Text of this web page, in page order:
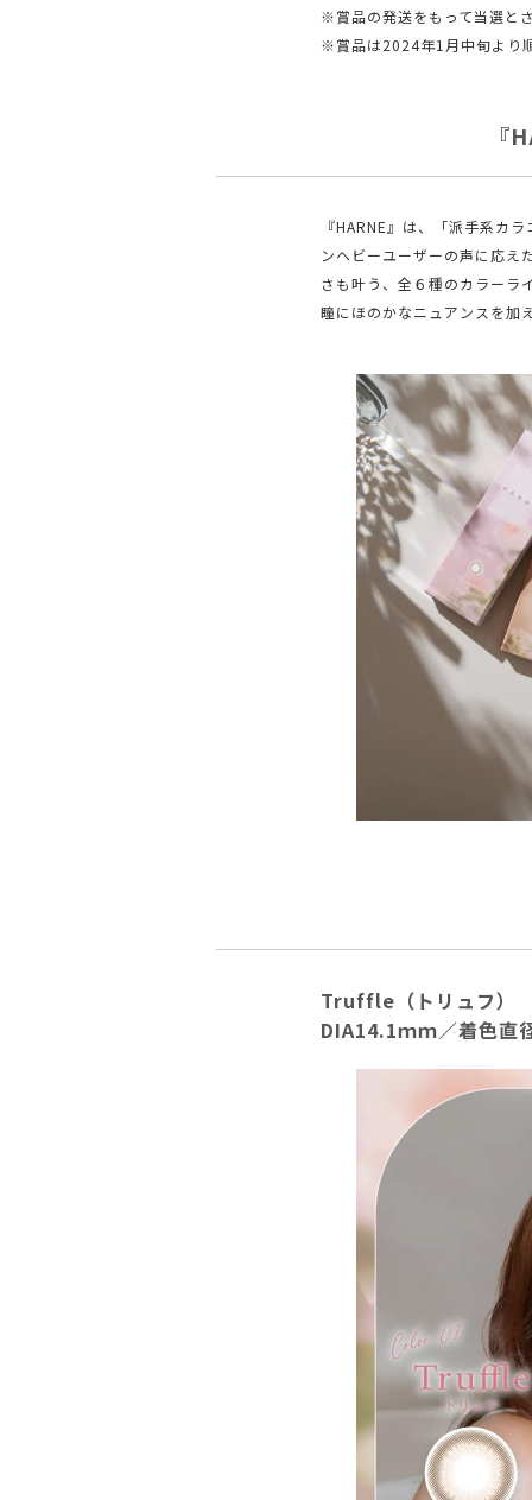
※賞品の発送をもって当選と
※賞品は2024年1月中旬より
『
『HARNE』は、「派手系カ
ンヘビーユーザーの声に応え
さも叶う、全６種のカラーラ
瞳にほのかなニュアンスを加
Truffle（トリュフ）
DIA14.1ｍｍ／着色直